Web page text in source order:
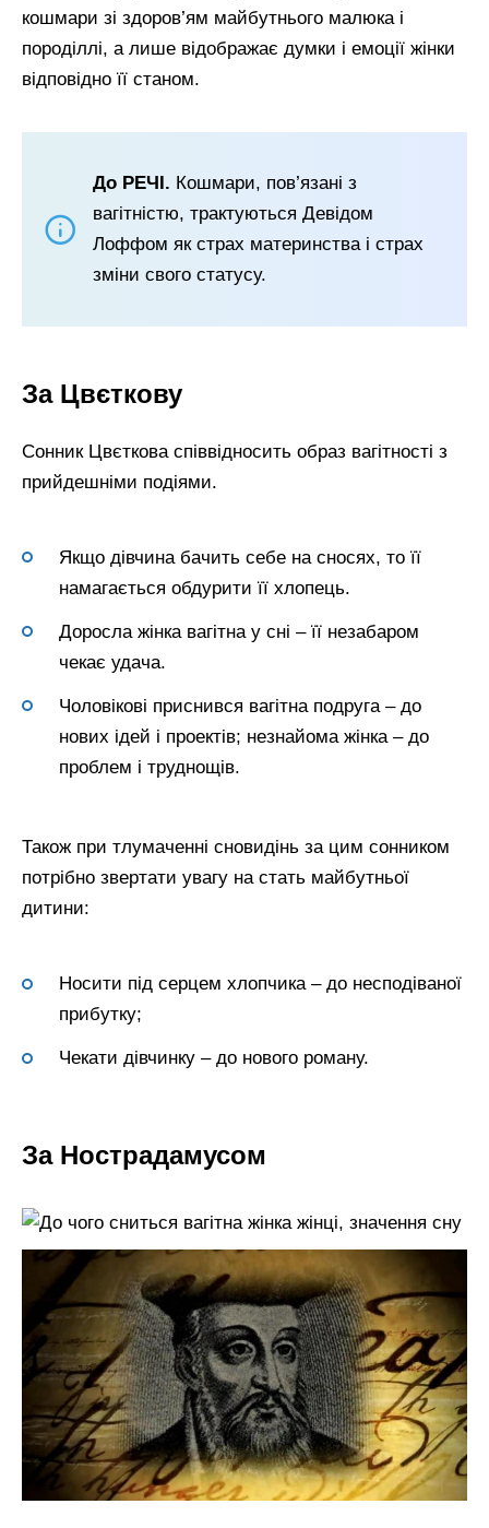
кошмари зі здоров’ям майбутнього малюка і
породіллі, а лише відображає думки і емоції жінки
відповідно її станом.
До РЕЧІ. Кошмари, пов’язані з
вагітністю, трактуються Девідом
Лоффом як страх материнства і страх
зміни свого статусу.
За Цвєткову
Сонник Цвєткова співвідносить образ вагітності з
прийдешніми подіями.
Якщо дівчина бачить себе на сносях, то її
намагається обдурити її хлопець.
Доросла жінка вагітна у сні – її незабаром
чекає удача.
Чоловікові приснився вагітна подруга – до
нових ідей і проектів; незнайома жінка – до
проблем і труднощів.
Також при тлумаченні сновидінь за цим сонником
потрібно звертати увагу на стать майбутньої
дитини:
Носити під серцем хлопчика – до несподіваної
прибутку;
Чекати дівчинку – до нового роману.
За Нострадамусом